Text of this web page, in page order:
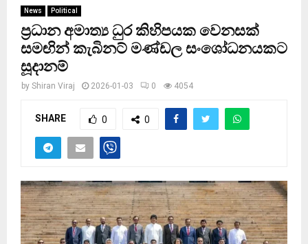
News Political
ප්‍රධාන අමාත්‍ය ධුර කිහිපයක වෙනසක්
සමඟින් කැබිනට් මණ්ඩල සංශෝධනයකට
සූදානම්
by Shiran Viraj 2026-01-03 0 4054
SHARE 0 0